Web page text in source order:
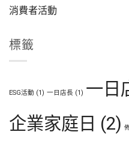
消費者活動
標籤
ESG活動 (1) 一日店長 (1) 一日
企業家庭日 (2)